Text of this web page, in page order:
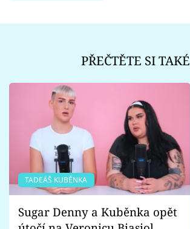
PŘEČTĚTE SI TAKÉ
TADEÁŠ KUBĚNKA
Sugar Denny a Kuběnka opět